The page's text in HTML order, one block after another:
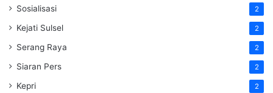
Sosialisasi 2
Kejati Sulsel 2
Serang Raya 2
Siaran Pers 2
Kepri 2